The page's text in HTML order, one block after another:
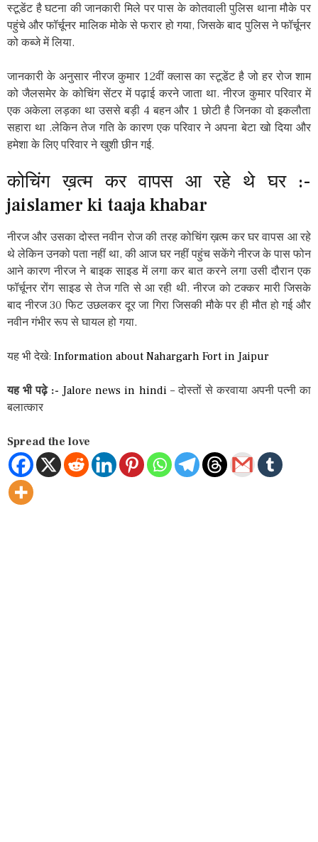
स्टूडेंट है घटना की जानकारी मिले पर पास के कोतवाली पुलिस थाना मौके पर
पहुंचे और फॉर्चूनर मालिक मोके से फरार हो गया, जिसके बाद पुलिस ने फॉर्चूनर
को कब्जे में लिया.
जानकारी के अनुसार नीरज कुमार 12वीं क्लास का स्टूडेंट है जो हर रोज शाम
को जैलसमेर के कोचिंग सेंटर में पढ़ाई करने जाता था. नीरज कुमार परिवार में
एक अकेला लड़का था उससे बड़ी 4 बहन और 1 छोटी है जिनका वो इकलौता
सहारा था .लेकिन तेज गति के कारण एक परिवार ने अपना बेटा खो दिया और
हमेशा के लिए परिवार ने खुशी छीन गई.
कोचिंग ख़त्म कर वापस आ रहे थे घर :-
jaislamer ki taaja khabar
नीरज और उसका दोस्त नवीन रोज की तरह कोचिंग ख़त्म कर घर वापस आ रहे
थे लेकिन उनको पता नहीं था, की आज घर नहीं पहुंच सकेंगे नीरज के पास फोन
आने कारण नीरज ने बाइक साइड में लगा कर बात करने लगा उसी दौरान एक
फॉर्चूनर रोंग साइड से तेज गति से आ रही थी. नीरज को टक्कर मारी जिसके
बाद नीरज 30 फिट उछलकर दूर जा गिरा जिसकी मौके पर ही मौत हो गई और
नवीन गंभीर रूप से घायल हो गया.
यह भी देखे: Information about Nahargarh Fort in Jaipur
यह भी पढ़े :- Jalore news in hindi– दोस्तों से करवाया अपनी पत्नी का
बलात्कार
Spread the love